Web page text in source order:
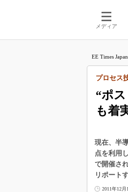
メディア
EE Times Japan
“ポ
も着
プロセス
現在、半
点を利用
で開催さ
リポート
2011年12